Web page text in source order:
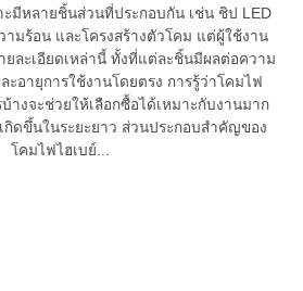
ะมีหลายชิ้นส่วนที่ประกอบกัน เช่น ชิป LED
ามร้อน และโครงสร้างตัวโคม แต่ผู้ใช้งาน
ละเอียดเหล่านี้ ทั้งที่แต่ละชิ้นมีผลต่อความ
อายุการใช้งานโดยตรง การรู้ว่าโคมไฟ
างจะช่วยให้เลือกซื้อได้เหมาะกับงานมาก
ดขึ้นในระยะยาว ส่วนประกอบสำคัญของ
โคมไฟไฮเบย์...